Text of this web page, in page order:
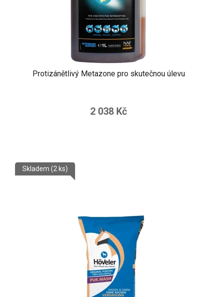
Protizánětlivý Metazone pro skutečnou úlevu
2 038 Kč
Skladem (2 ks)